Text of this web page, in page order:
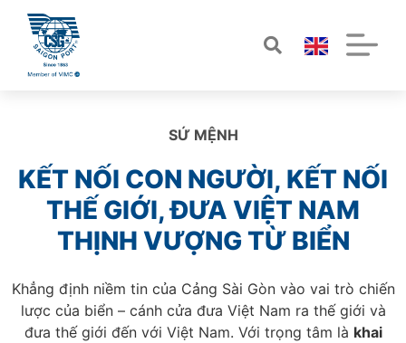
SỨ MỆNH
KẾT NỐI CON NGƯỜI, KẾT NỐI
THẾ GIỚI, ĐƯA VIỆT NAM
THỊNH VƯỢNG TỪ BIỂN
Khẳng định niềm tin của Cảng Sài Gòn vào vai trò chiến
lược của biển – cánh cửa đưa Việt Nam ra thế giới và
đưa thế giới đến với Việt Nam. Với trọng tâm là khai